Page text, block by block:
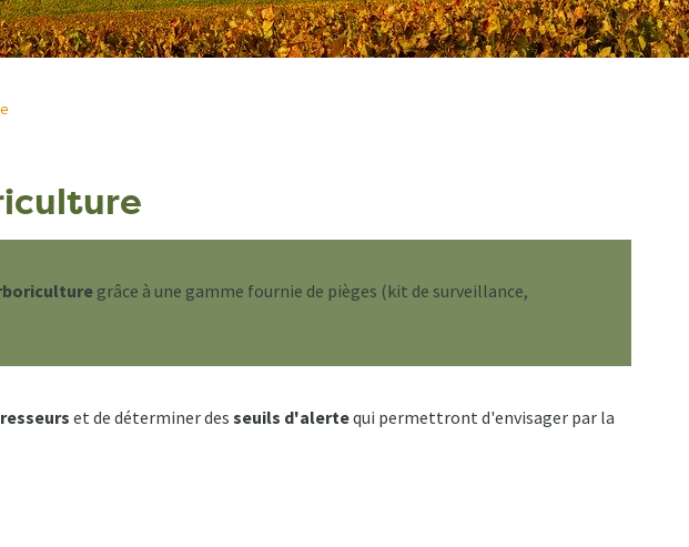
grâce à une gamme fournie de pièges (kit de surveillance,
et de déterminer des seuils d'alertequi permettront d'envisager par la